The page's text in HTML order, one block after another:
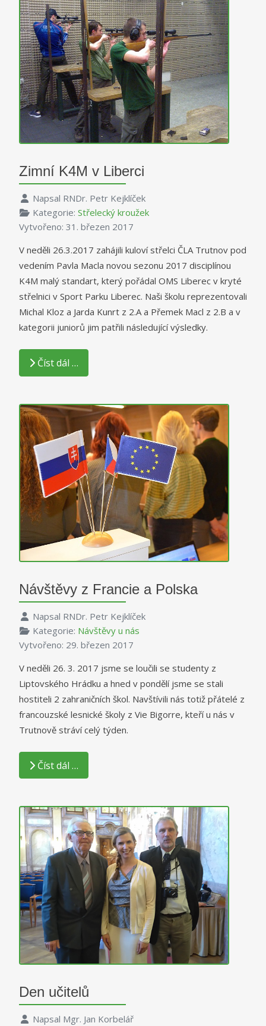
Zimní K4M v Liberci
Napsal RNDr. Petr Kejklíček
Kategorie: Střelecký kroužek
Vytvořeno: 31. březen 2017
V neděli 26.3.2017 zahájili kuloví střelci ČLA Trutnov pod
vedením Pavla Macla novou sezonu 2017 disciplínou
K4M malý standart, který pořádal OMS Liberec v kryté
střelnici v Sport Parku Liberec. Naši školu reprezentovali
Michal Kloz a Jarda Kunrt z 2.A a Přemek Macl z 2.B a v
kategorii juniorů jim patřili následující výsledky.
Číst dál …
Návštěvy z Francie a Polska
Napsal RNDr. Petr Kejklíček
Kategorie: Návštěvy u nás
Vytvořeno: 29. březen 2017
V neděli 26. 3. 2017 jsme se loučili se studenty z
Liptovského Hrádku a hned v pondělí jsme se stali
hostiteli 2 zahraničních škol. Navštívili nás totiž přátelé z
francouzské lesnické školy z Vie Bigorre, kteří u nás v
Trutnově stráví celý týden.
Číst dál …
Den učitelů
Napsal Mgr. Jan Korbelář